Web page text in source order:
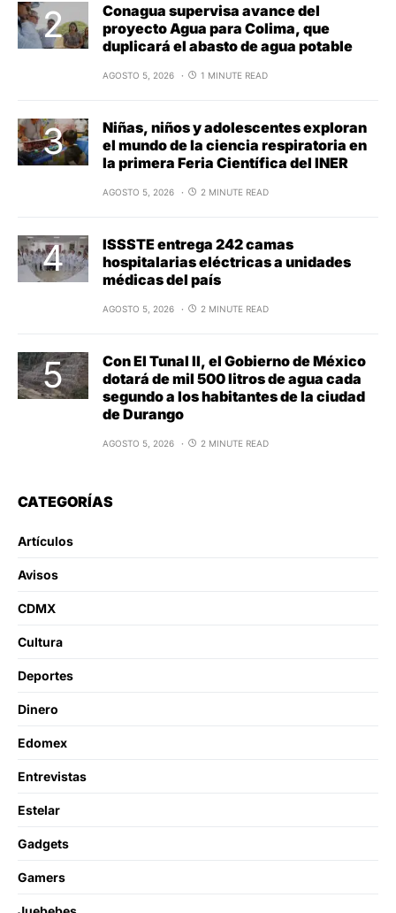
Conagua supervisa avance del
proyecto Agua para Colima, que
duplicará el abasto de agua potable
AGOSTO 5, 2026 1 MINUTE READ
Niñas, niños y adolescentes exploran
el mundo de la ciencia respiratoria en
la primera Feria Científica del INER
AGOSTO 5, 2026 2 MINUTE READ
ISSSTE entrega 242 camas
hospitalarias eléctricas a unidades
médicas del país
AGOSTO 5, 2026 2 MINUTE READ
Con El Tunal II, el Gobierno de México
dotará de mil 500 litros de agua cada
segundo a los habitantes de la ciudad
de Durango
AGOSTO 5, 2026 2 MINUTE READ
CATEGORÍAS
Artículos
Avisos
CDMX
Cultura
Deportes
Dinero
Edomex
Entrevistas
Estelar
Gadgets
Gamers